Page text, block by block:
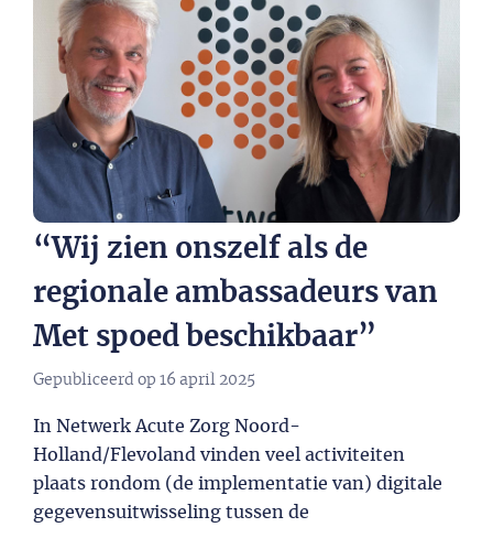
“Wij zien onszelf als de
regionale ambassadeurs van
Met spoed beschikbaar”
Gepubliceerd op 16 april 2025
In Netwerk Acute Zorg Noord-
Holland/Flevoland vinden veel activiteiten
plaats rondom (de implementatie van) digitale
gegevensuitwisseling tussen de